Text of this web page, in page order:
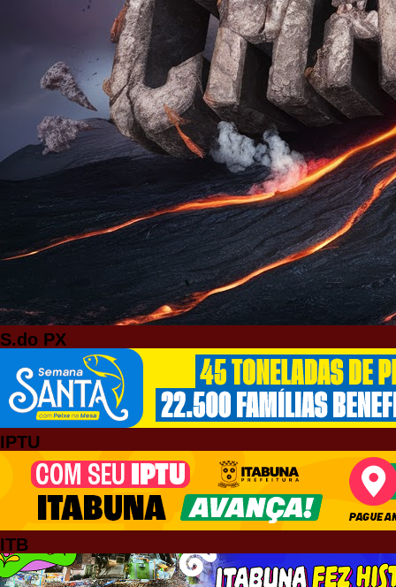
S.do PX
IPTU
ITB